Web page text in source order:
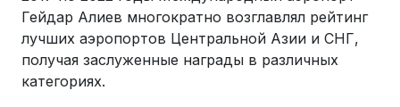
Гейдар Алиев многократно возглавлял рейтинг
лучших аэропортов Центральной Азии и СНГ,
получая заслуженные награды в различных
категориях.